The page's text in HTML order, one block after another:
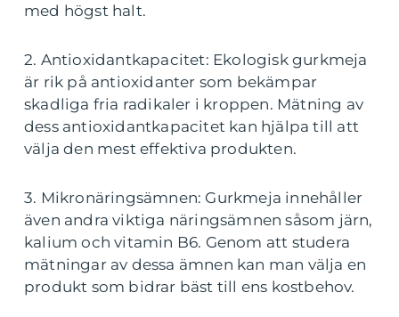
med högst halt.
2. Antioxidantkapacitet: Ekologisk gurkmeja
är rik på antioxidanter som bekämpar
skadliga fria radikaler i kroppen. Mätning av
dess antioxidantkapacitet kan hjälpa till att
välja den mest effektiva produkten.
3. Mikronäringsämnen: Gurkmeja innehåller
även andra viktiga näringsämnen såsom järn,
kalium och vitamin B6. Genom att studera
mätningar av dessa ämnen kan man välja en
produkt som bidrar bäst till ens kostbehov.